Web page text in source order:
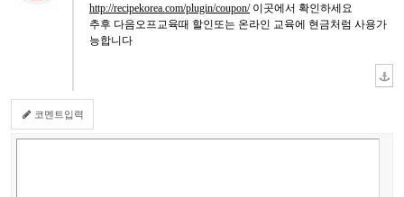
http://recipekorea.com/plugin/coupon/이곳에서 확인하세요
추후 다음오프교육때 할인또는 온라인 교육에 현금처럼 사용가
능합니다
코멘트입력